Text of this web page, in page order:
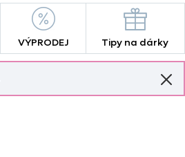
VÝPRODEJ Tipy na dárky